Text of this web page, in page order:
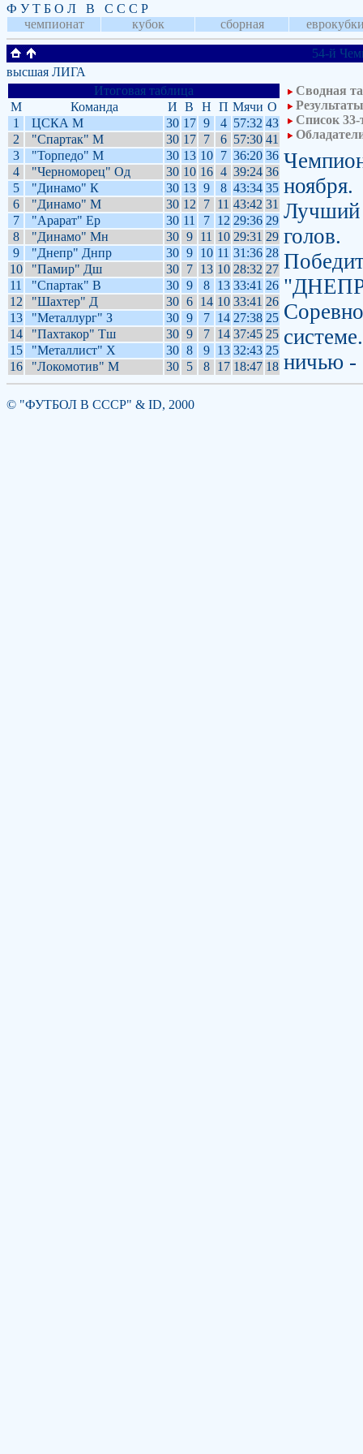
Ф У Т Б О Л В С С С Р
чемпионат
кубок сборная
54-й
высшая ЛИГА
Итоговая таблица
Сводная
Список 33-
М Команда И В Н П Мячи О
1
ЦСКА М 30 17 9 4 57:32 43
2
"Спартак" М 30 17 7 6 57:30 41
3
"Торпедо" М 30 13 10 7 36:20 36
ноября.
голов.
ничью -
4 "Черноморец" Од 30 10 16 4 39:24 36
5
"Динамо" К 30 13 9 8 43:34 35
6
"Динамо" М 30 12 7 11 43:42 31
7
"Арарат" Ер 30 11 7 12 29:36 29
8
"Динамо" Мн 30 9 11 10 29:31 29
9
"Днепр" Днпр 30 9 10 11 31:36 28
10
"Памир" Дш 30 7 13 10 28:32 27
11
"Спартак" В 30 9 8 13 33:41 26
12
"Шахтер" Д 30 6 14 10 33:41 26
13
"Металлург" З 30 9 7 14 27:38 25
14
"Пахтакор" Тш 30 9 7 14 37:45 25
15
"Металлист" Х 30 8 9 13 32:43 25
16
"Локомотив" М 30 5 8 17 18:47 18
© "ФУТБОЛ В СССР" & ID, 2000